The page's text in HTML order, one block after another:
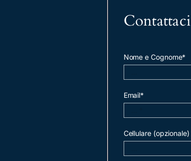
Contattaci
Nome e Cognome*
Email*
Cellulare (opzionale)